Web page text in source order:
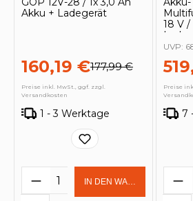
Akku + Ladegerät
160,19 €177,99 €
Preise inkl. MwSt., ggf. zzgl.
Versandkosten
1 - 3 Werktage
Produkt Anzahl: Gib
IN DEN WARENKORB
18 V /
UVP:
Preise
7